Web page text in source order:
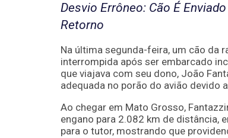
Desvio Errôneo: Cão É
Retorno
Na última segunda-feira, um cão da
interrompida após ser embarcado
que viajava com seu dono, João
adequada no porão do avião devido
Ao chegar em Mato Grosso,
engano para 2.082 km de distância,
para o tutor, mostrando que